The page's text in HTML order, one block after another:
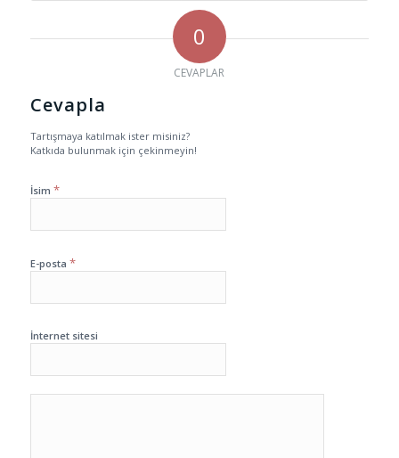
0
CEVAPLAR
Cevapla
Tartışmaya katılmak ister misiniz?
Katkıda bulunmak için çekinmeyin!
İsim *
E-posta *
İnternet sitesi